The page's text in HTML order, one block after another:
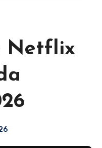
Netflix